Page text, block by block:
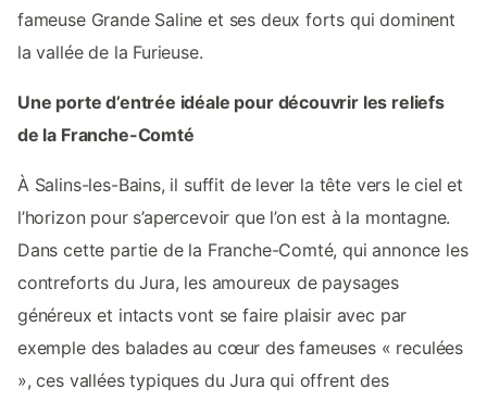
fameuse Grande Saline et ses deux forts qui dominent
la vallée de la Furieuse.
Une porte d’entrée idéale pour découvrir les reliefs
de la Franche-Comté
À Salins-les-Bains, il suffit de lever la tête vers le ciel et
l’horizon pour s’apercevoir que l’on est à la montagne.
Dans cette partie de la Franche-Comté, qui annonce les
contreforts du Jura, les amoureux de paysages
généreux et intacts vont se faire plaisir avec par
exemple des balades au cœur des fameuses « reculées
», ces vallées typiques du Jura qui offrent des